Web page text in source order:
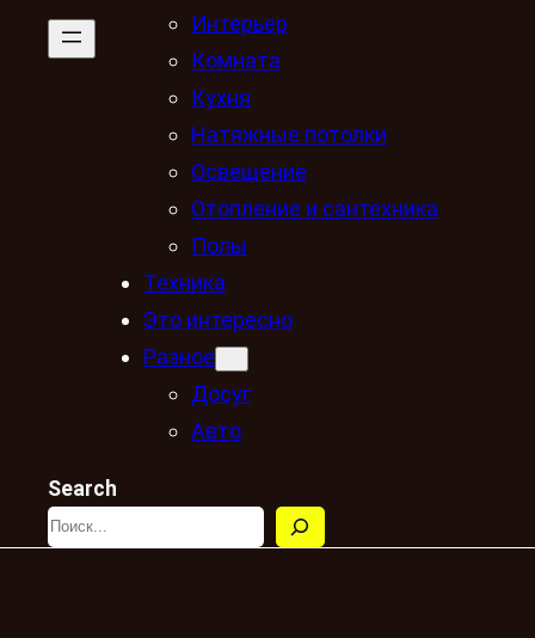
Интерьер
Комната
Кухня
Натяжные потолки
Освещение
Отопление и сантехника
Полы
Техника
Это интересно
Разное
Досуг
Авто
Search